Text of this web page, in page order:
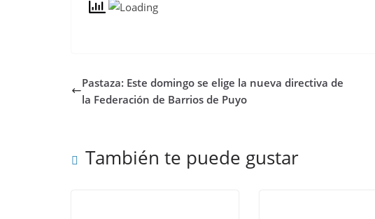
Pastaza: Este domingo se elige la nueva directiva de
la Federación de Barrios de Puyo
También te puede gustar